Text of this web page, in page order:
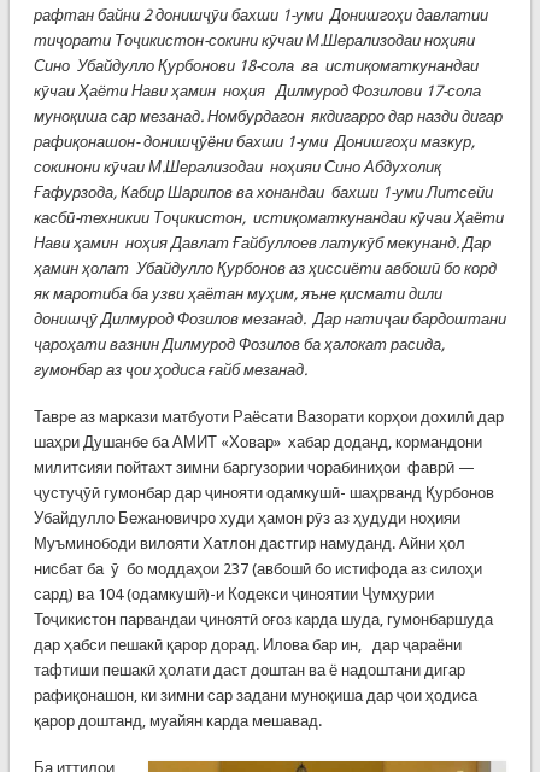
рафтан байни 2 донишҷӯи бахши 1-уми Донишгоҳи давлатии
тиҷорати Тоҷикистон-сокини кӯчаи М.Шерализодаи ноҳияи
Сино Убайдулло Қурбонови 18-сола ва истиқоматкунандаи
кӯчаи Ҳаёти Нави ҳамин ноҳия Дилмурод Фозилови 17-сола
муноқиша сар мезанад. Номбурдагон якдигарро дар назди дигар
рафиқонашон- донишҷӯёни бахши 1-уми Донишгоҳи мазкур,
сокинони кӯчаи М.Шерализодаи ноҳияи Сино Абдухолиқ
Ғафурзода, Кабир Шарипов ва хонандаи бахши 1-уми Литсейи
касбӣ-техникии Тоҷикистон, истиқоматкунандаи кӯчаи Ҳаёти
Нави ҳамин ноҳия Давлат Ғайбуллоев латукӯб мекунанд. Дар
ҳамин ҳолат Убайдулло Қурбонов аз ҳиссиёти авбошӣ бо корд
як маротиба ба узви ҳаётан муҳим, яъне қисмати дили
донишҷӯ Дилмурод Фозилов мезанад. Дар натиҷаи бардоштани
ҷароҳати вазнин Дилмурод Фозилов ба ҳалокат расида,
гумонбар аз ҷои ҳодиса ғайб мезанад.
Тавре аз маркази матбуоти Раёсати Вазорати корҳои дохилӣ дар
шаҳри Душанбе ба АМИТ «Ховар» хабар доданд, кормандони
милитсияи пойтахт зимни баргузории чорабиниҳои фаврӣ —
ҷустуҷӯӣ гумонбар дар ҷинояти одамкушӣ- шаҳрванд Қурбонов
Убайдулло Бежановичро худи ҳамон рӯз аз ҳудуди ноҳияи
Муъминободи вилояти Хатлон дастгир намуданд. Айни ҳол
нисбат ба ӯ бо моддаҳои 237 (авбошӣ бо истифода аз силоҳи
сард) ва 104 (одамкушӣ)-и Кодекси ҷиноятии Ҷумҳурии
Тоҷикистон парвандаи ҷиноятӣ оғоз карда шуда, гумонбаршуда
дар ҳабси пешакӣ қарор дорад. Илова бар ин, дар ҷараёни
тафтиши пешакӣ ҳолати даст доштан ва ё надоштани дигар
рафиқонашон, ки зимни сар задани муноқиша дар ҷои ҳодиса
қарор доштанд, муайян карда мешавад.
Ба иттилои